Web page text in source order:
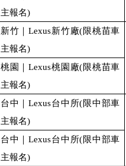
主報名)
新竹｜Lexus新竹廠(限桃苗車
主報名)
桃園｜Lexus桃園廠(限桃苗車
主報名)
台中｜Lexus台中所(限中部車
主報名)
台中｜Lexus台中所(限中部車
主報名)